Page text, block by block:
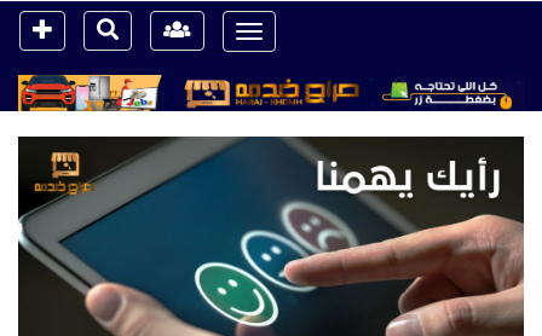
Toggle
navigation